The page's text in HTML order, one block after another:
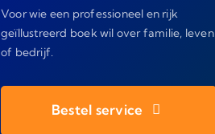
Voor wie een professioneel en rijk
geïllustreerd boek wil over familie, leven
of bedrijf.
Bestel service